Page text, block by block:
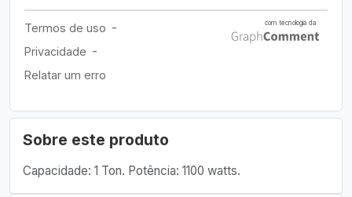
Sobre este produto
Capacidade: 1 Ton. Potência: 1100 watts.